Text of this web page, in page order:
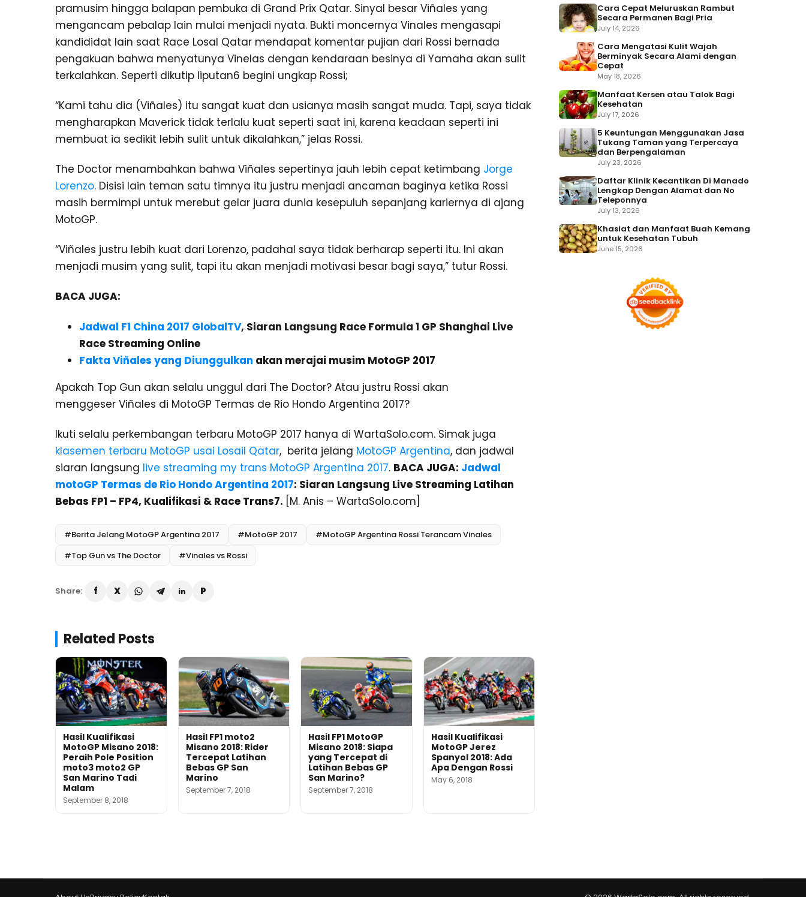
pramusim hingga balapan pembuka di Grand Prix Qatar. Sinyal besar Viñales yang
mengancam pebalap lain mulai menjadi nyata. Bukti moncernya Vinales mengasapi
kandididat lain saat Race Losal Qatar mendapat komentar pujian dari Rossi bernada
pengakuan bahwa menyatunya Vinelas dengan kendaraan besinya di Yamaha akan sulit
terkalahkan. Seperti dikutip liputan6 begini ungkap Rossi;
“Kami tahu dia (Viñales) itu sangat kuat dan usianya masih sangat muda. Tapi, saya tidak
mengharapkan Maverick tidak terlalu kuat seperti saat ini, karena keadaan seperti ini
membuat ia sedikit lebih sulit untuk dikalahkan,” jelas Rossi.
The Doctor menambahkan bahwa Viñales sepertinya jauh lebih cepat ketimbang Jorge
Lorenzo. Disisi lain teman satu timnya itu justru menjadi ancaman baginya ketika Rossi
masih bermimpi untuk merebut gelar juara dunia kesepuluh sepanjang kariernya di ajang
MotoGP.
“Viñales justru lebih kuat dari Lorenzo, padahal saya tidak berharap seperti itu. Ini akan
menjadi musim yang sulit, tapi itu akan menjadi motivasi besar bagi saya,” tutur Rossi.
BACA JUGA:
Jadwal F1 China 2017 GlobalTV, Siaran Langsung Race Formula 1 GP Shanghai Live
Race Streaming Online
Fakta Viñales yang Diunggulkan akan merajai musim MotoGP 2017
Apakah Top Gun akan selalu unggul dari The Doctor? Atau justru Rossi akan
menggeser Viñales di MotoGP Termas de Rio Hondo Argentina 2017?
Ikuti selalu perkembangan terbaru MotoGP 2017 hanya di WartaSolo.com. Simak juga
klasemen terbaru MotoGP usai Losail Qatar, berita jelang MotoGP Argentina, dan jadwal
siaran langsung live streaming my trans MotoGP Argentina 2017. BACA JUGA: Jadwal
motoGP Termas de Rio Hondo Argentina 2017: Siaran Langsung Live Streaming Latihan
Bebas FP1 – FP4, Kualifikasi & Race Trans7. [M. Anis – WartaSolo.com]
#Berita Jelang MotoGP Argentina 2017 #MotoGP 2017
#MotoGP Argentina Rossi Terancam Vinales
#Top Gun vs The Doctor
#Vinales vs Rossi
Share:
Related Posts
Hasil Kualifikasi
MotoGP Misano 2018:
Peraih Pole Position
moto3 moto2 GP
San Marino Tadi
Malam
September 8, 2018
Hasil FP1 moto2
Misano 2018: Rider
Tercepat Latihan
Bebas GP San
Marino
September 7, 2018
Hasil FP1 MotoGP
Misano 2018: Siapa
yang Tercepat di
Latihan Bebas GP
San Marino?
September 7, 2018
Hasil Kualifikasi
MotoGP Jerez
Spanyol 2018: Ada
Apa Dengan Rossi
May 6, 2018
Cara Cepat Meluruskan Rambut
Secara Permanen Bagi Pria
July 14, 2026
Cara Mengatasi Kulit Wajah
Berminyak Secara Alami dengan
Cepat
May 18, 2026
Manfaat Kersen atau Talok Bagi
Kesehatan
July 17, 2026
5 Keuntungan Menggunakan Jasa
Tukang Taman yang Terpercaya
dan Berpengalaman
July 23, 2026
Daftar Klinik Kecantikan Di Manado
Lengkap Dengan Alamat dan No
Teleponnya
July 13, 2026
Khasiat dan Manfaat Buah Kemang
untuk Kesehatan Tubuh
June 15, 2026